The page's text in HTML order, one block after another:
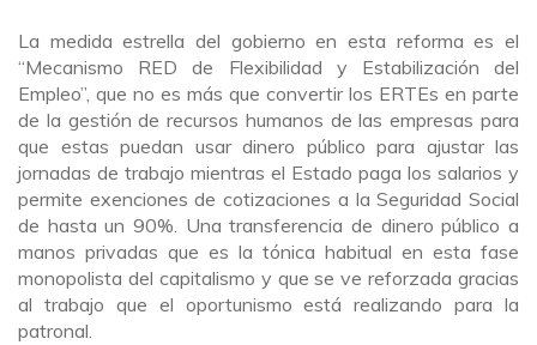
La medida estrella del gobierno en esta reforma es el
“Mecanismo RED de Flexibilidad y Estabilización del
Empleo”, que no es más que convertir los ERTEs en parte
de la gestión de recursos humanos de las empresas para
que estas puedan usar dinero público para ajustar las
jornadas de trabajo mientras el Estado paga los salarios y
permite exenciones de cotizaciones a la Seguridad Social
de hasta un 90%. Una transferencia de dinero público a
manos privadas que es la tónica habitual en esta fase
monopolista del capitalismo y que se ve reforzada gracias
al trabajo que el oportunismo está realizando para la
patronal.